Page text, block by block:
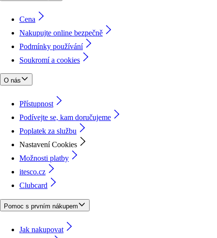
Cena
Nakupujte online bezpečně
Podmínky používání
Soukromí a cookies
O nás
Přístupnost
Podívejte se, kam doručujeme
Poplatek za službu
Nastavení Cookies
Možnosti platby
itesco.cz
Clubcard
Pomoc s prvním nákupem
Jak nakupovat